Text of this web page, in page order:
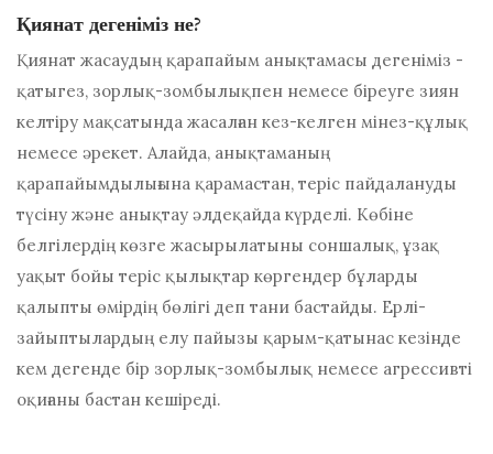
Қиянат дегеніміз не?
Қиянат жасаудың қарапайым анықтамасы дегеніміз -
қатыгез, зорлық-зомбылықпен немесе біреуге зиян
келтіру мақсатында жасалған кез-келген мінез-құлық
немесе әрекет. Алайда, анықтаманың
қарапайымдылығына қарамастан, теріс пайдалануды
түсіну және анықтау әлдеқайда күрделі. Көбіне
белгілердің көзге жасырылатыны соншалық, ұзақ
уақыт бойы теріс қылықтар көргендер бұларды
қалыпты өмірдің бөлігі деп тани бастайды. Ерлі-
зайыптылардың елу пайызы қарым-қатынас кезінде
кем дегенде бір зорлық-зомбылық немесе агрессивті
оқиғаны бастан кешіреді.